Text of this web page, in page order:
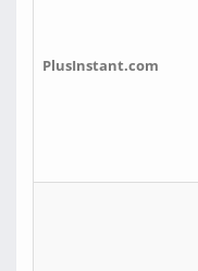
PlusInstant.com